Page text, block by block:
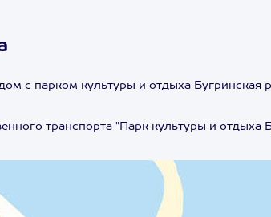
с парком культуры и отдыха Бугринская
транспорта "Парк культуры и